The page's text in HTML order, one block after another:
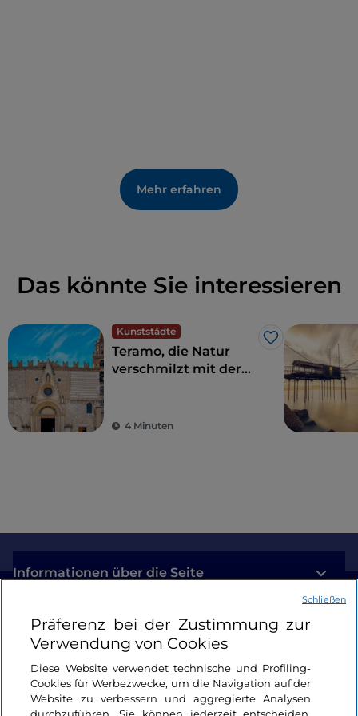
Mehr erfahren
Das könnte Sie interessieren
Kunststädte
Like
Teramo, die Natur
verschmilzt mit der
4 Minuten
Informationen über die Seite
Nützliche Links
Login
Bleiben wir in Kontakt
Präferenz bei der Zustimmung zur
Verwendung von Cookies
Diese Website verwendet technische und Profiling-
Cookies für Werbezwecke, um die Navigation auf der
Website zu verbessern und aggregierte Analysen
Schließen